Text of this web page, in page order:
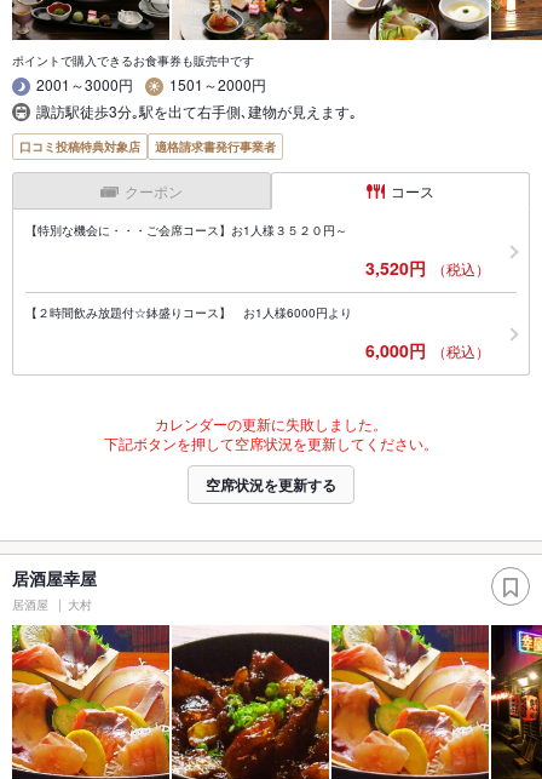
ポイントで購入できるお食事券も販売中です
2001～3000円
1501～2000円
諏訪駅徒歩3分｡駅を出て右手側､建物が見えます｡
口コミ投稿特典対象店 適格請求書発行事業者
クーポン コース
【特別な機会に・・・ご会席コース】お1人様３５２０円～
3,520円 （税込）
【２時間飲み放題付☆鉢盛りコース】 お1人様6000円より
6,000円 （税込）
カレンダーの更新に失敗しました。
下記ボタンを押して空席状況を更新してください。
空席状況を更新する
居酒屋幸屋
居酒屋 大村